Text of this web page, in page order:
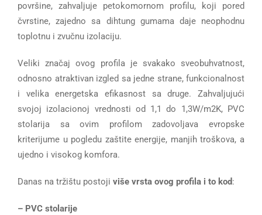
površine, zahvaljuje petokomornom profilu, koji pored
čvrstine, zajedno sa dihtung gumama daje neophodnu
toplotnu i zvučnu izolaciju.
Veliki značaj ovog profila je svakako sveobuhvatnost,
odnosno atraktivan izgled sa jedne strane, funkcionalnost
i velika energetska efikasnost sa druge. Zahvaljujući
svojoj izolacionoj vrednosti od 1,1 do 1,3W/m2K, PVC
stolarija sa ovim profilom zadovoljava evropske
kriterijume u pogledu zaštite energije, manjih troškova, a
ujedno i visokog komfora.
Danas na tržištu postoji više vrsta ovog profila i to kod:
– PVC stolarije